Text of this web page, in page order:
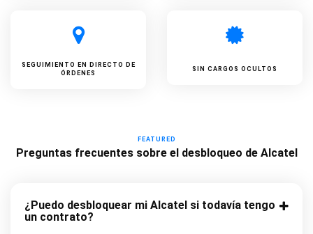
SEGUIMIENTO EN DIRECTO DE
ÓRDENES
SIN CARGOS OCULTOS
FEATURED
Preguntas frecuentes sobre el desbloqueo de Alcatel
¿Puedo desbloquear mi Alcatel si todavía tengo
un contrato?